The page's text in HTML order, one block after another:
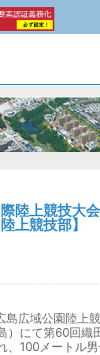
陸上競技大
上競技部】
広域公園陸上
）にて第60回織
、100メートル